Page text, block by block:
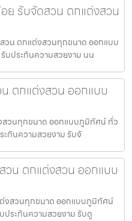
ย รับจัดสวน ตกแต่งสวน
วน ตกแต่งสวนทุกขนาด ออกแบบ
บประกันความสวยงาม นน
ตกแต่งสวน ออกแบบ
วนทุกขนาด ออกแบบภูมิทัศน์ ทั่ว
ะกันความสวยงาม รับจั
วน ตกแต่งสวน ออกแบบ
งสวนทุกขนาด ออกแบบภูมิทัศน์
ประกันความสวยงาม รับดู